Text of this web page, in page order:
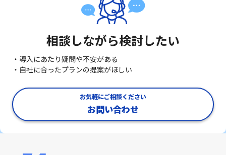
相談しながら検討したい
・導入にあたり疑問や不安がある
・自社に合ったプランの提案がほしい
お気軽にご相談ください
お問い合わせ